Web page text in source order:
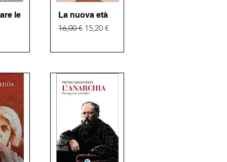
le
Vista rapida
La nuova età
Prezzo regolare
16,00 € Prezzo scontato
15,20 €